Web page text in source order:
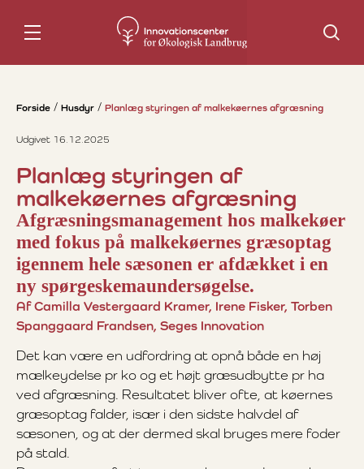
Søg
Forside Husdyr Planlæg styringen af malkekøernes afgræsning
Udgivet 16.12.2025
Planlæg styringen af
malkekøernes afgræsning
Afgræsningsmanagement hos malkekøer
med fokus på malkekøernes græsoptag
igennem hele sæsonen er afdækket i en
ny spørgeskemaundersøgelse.
Af Camilla Vestergaard Kramer, Irene Fisker, Torben
Spanggaard Frandsen, Seges Innovation
Det kan være en udfordring at opnå både en høj
mælkeydelse pr ko og et højt græsudbytte pr ha
ved afgræsning. Resultatet bliver ofte, at køernes
græsoptag falder, især i den sidste halvdel af
sæsonen, og at der dermed skal bruges mere foder
på stald.